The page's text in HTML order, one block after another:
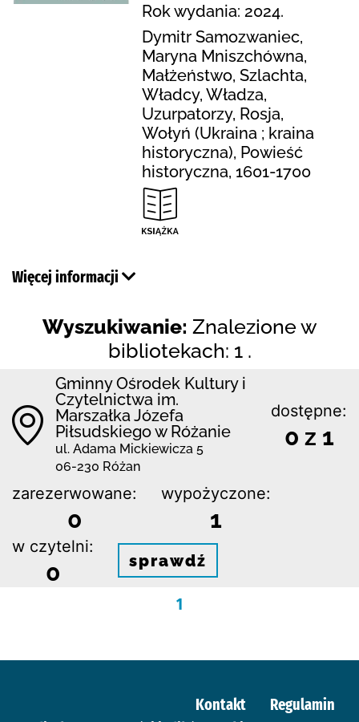
Rok wydania: 2024.
Dymitr Samozwaniec,
Maryna Mniszchówna,
Małżeństwo, Szlachta,
Władcy, Władza,
Uzurpatorzy, Rosja,
Wołyń (Ukraina ; kraina
historyczna), Powieść
historyczna, 1601-1700
Więcej informacji
Wyszukiwanie: Znalezione w
bibliotekach: 1 .
Gminny Ośrodek Kultury i
Czytelnictwa im.
Marszałka Józefa
Piłsudskiego w Różanie
ul. Adama Mickiewicza 5
06-230 Różan
dostępne:
0 z 1
zarezerwowane:
0
wypożyczone:
1
w czytelni:
0 sprawdź
1
Kontakt
Regulamin